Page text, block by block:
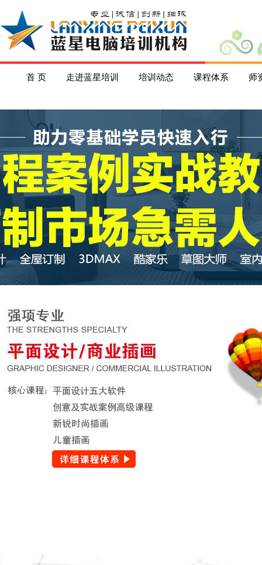
首 页 走进蓝星培训 培训动态 课程体系 师